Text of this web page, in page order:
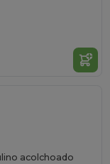
acolchoado